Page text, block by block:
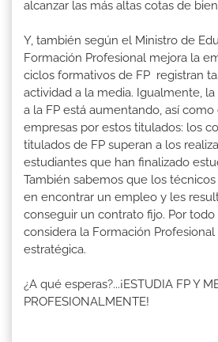
alcanzar las más altas cotas de
Y, también según el Ministro de
Formación Profesional mejora la
ciclos formativos de FP registran
actividad a la media. Igualmente,
a la FP está aumentando, así
empresas por estos titulados: los
titulados de FP superan a los
estudiantes que han finalizado
También sabemos que los
en encontrar un empleo y les
conseguir un contrato fijo. Por
considera la Formación
estratégica.
¿A qué esperas?...¡ESTUDIA FP Y
PROFESIONALMENTE!